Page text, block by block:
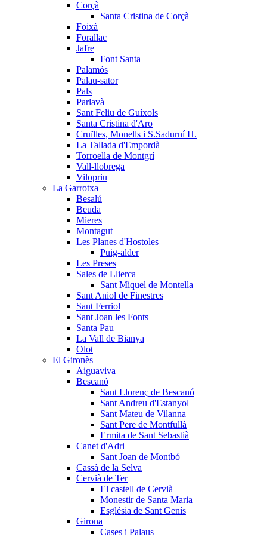
Corçà
Santa Cristina de Corçà
Foixà
Forallac
Jafre
Font Santa
Palamós
Palau-sator
Pals
Parlavà
Sant Feliu de Guíxols
Santa Cristina d'Aro
Cruïlles, Monells i S.Sadurní H.
La Tallada d'Empordà
Torroella de Montgrí
Vall-llobrega
Vilopriu
La Garrotxa
Besalú
Beuda
Mieres
Montagut
Les Planes d'Hostoles
Puig-alder
Les Preses
Sales de Llierca
Sant Miquel de Montella
Sant Aniol de Finestres
Sant Ferriol
Sant Joan les Fonts
Santa Pau
La Vall de Bianya
Olot
El Gironès
Aiguaviva
Bescanó
Sant Llorenç de Bescanó
Sant Andreu d'Estanyol
Sant Mateu de Vilanna
Sant Pere de Montfullà
Ermita de Sant Sebastià
Canet d'Adri
Sant Joan de Montbó
Cassà de la Selva
Cervià de Ter
El castell de Cervià
Monestir de Santa Maria
Església de Sant Genís
Girona
Cases i Palaus